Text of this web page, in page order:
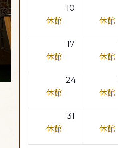
10
休館
休館
17
休館
休館
24
休館
休館
31
休館
休館